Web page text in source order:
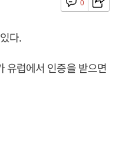
다.
유럽에서 인증을 받으면